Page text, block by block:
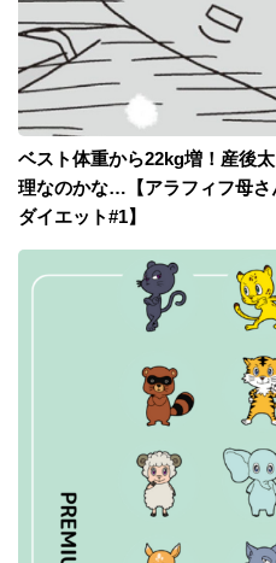
ベスト体重から22kg増！産後
理なのかな…【アラフィフ母
ダイエット#1】